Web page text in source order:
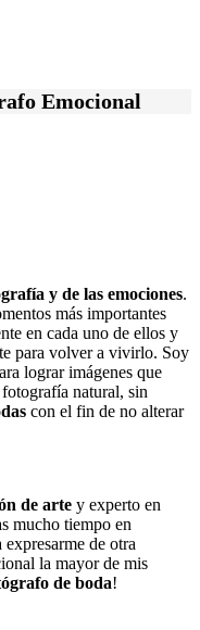
Emocional
y de las emociones.
más importantes
en cada uno de ellos y
para volver a vivirlo. Soy
lograr imágenes que
natural, sin
con el fin de no alterar
de arte y experto en
mucho tiempo en
de otra
la mayor de mis
de boda!